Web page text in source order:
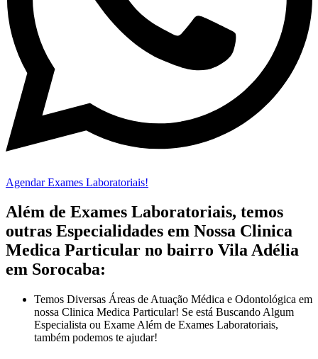
Agendar Exames Laboratoriais!
Além de Exames Laboratoriais, temos
outras Especialidades em Nossa Clinica
Medica Particular no bairro Vila Adélia
em Sorocaba:
Temos Diversas Áreas de Atuação Médica e Odontológica em
nossa Clinica Medica Particular! Se está Buscando Algum
Especialista ou Exame Além de Exames Laboratoriais,
também podemos te ajudar!